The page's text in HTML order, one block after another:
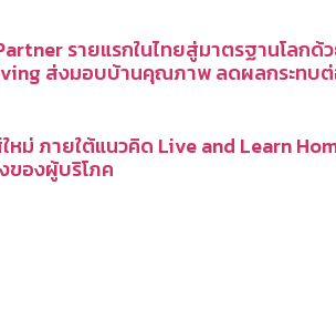
รายแรกในไทยสู่มาตรฐานโลก
ส่งมอบบ้านคุณภาพ ลดผลกระท
ม่ ภายใต้แนวคิด Live and Learn
ของผู้บริโภค